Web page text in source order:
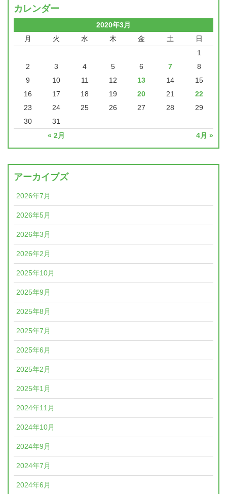
カレンダー
2020年3月
月
火 水 木 金 土 日
« 2月 4月 »
1
2
3 4 5 6 7
8
9
10 11 12 13 14
15
16
17 18 19 20 21
22
23
24 25 26 27 28
29
30
31
アーカイブズ
2026年7月
2026年5月
2026年3月
2026年2月
2025年10月
2025年9月
2025年8月
2025年7月
2025年6月
2025年2月
2025年1月
2024年11月
2024年10月
2024年9月
2024年7月
2024年6月